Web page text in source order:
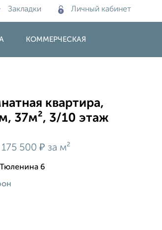
Закладки Личный кабинет
КОММЕРЧЕСКАЯ
квартира,
37м², 3/10 этаж
175 500₽ за м²
6